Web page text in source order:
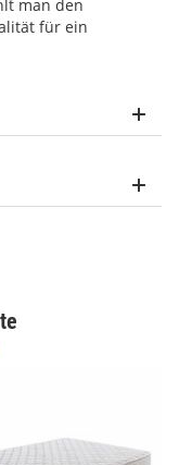
man den
für ein